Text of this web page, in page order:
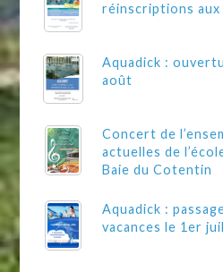
réinscriptions
Aquadick :
août
Concert de
actuelles de
Baie du Cotentin
Aquadick :
vacances le 1er